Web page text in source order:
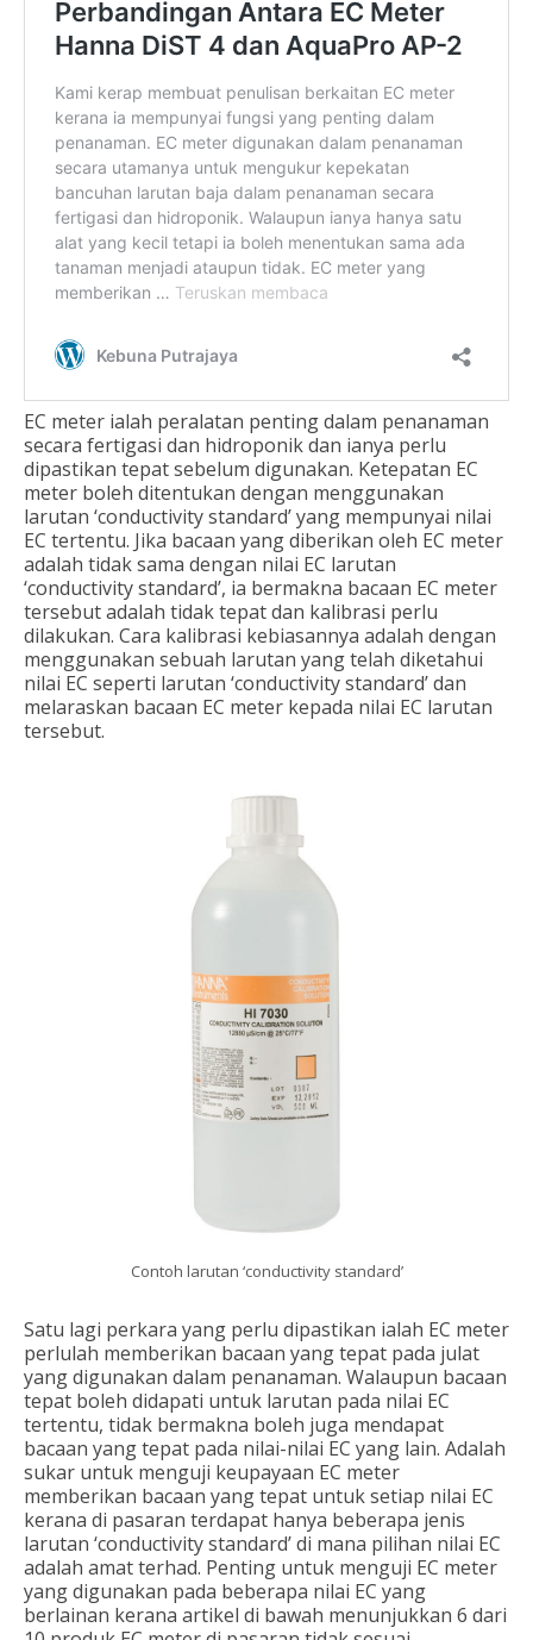
EC meter ialah peralatan penting dalam penanaman
secara fertigasi dan hidroponik dan ianya perlu
dipastikan tepat sebelum digunakan. Ketepatan EC
meter boleh ditentukan dengan menggunakan
larutan ‘conductivity standard’ yang mempunyai nilai
EC tertentu. Jika bacaan yang diberikan oleh EC meter
adalah tidak sama dengan nilai EC larutan
‘conductivity standard’, ia bermakna bacaan EC meter
tersebut adalah tidak tepat dan kalibrasi perlu
dilakukan. Cara kalibrasi kebiasannya adalah dengan
menggunakan sebuah larutan yang telah diketahui
nilai EC seperti larutan ‘conductivity standard’ dan
melaraskan bacaan EC meter kepada nilai EC larutan
tersebut.
Contoh larutan ‘conductivity standard’
Satu lagi perkara yang perlu dipastikan ialah EC meter
perlulah memberikan bacaan yang tepat pada julat
yang digunakan dalam penanaman. Walaupun bacaan
tepat boleh didapati untuk larutan pada nilai EC
tertentu, tidak bermakna boleh juga mendapat
bacaan yang tepat pada nilai-nilai EC yang lain. Adalah
sukar untuk menguji keupayaan EC meter
memberikan bacaan yang tepat untuk setiap nilai EC
kerana di pasaran terdapat hanya beberapa jenis
larutan ‘conductivity standard’ di mana pilihan nilai EC
adalah amat terhad. Penting untuk menguji EC meter
yang digunakan pada beberapa nilai EC yang
berlainan kerana artikel di bawah menunjukkan 6 dari